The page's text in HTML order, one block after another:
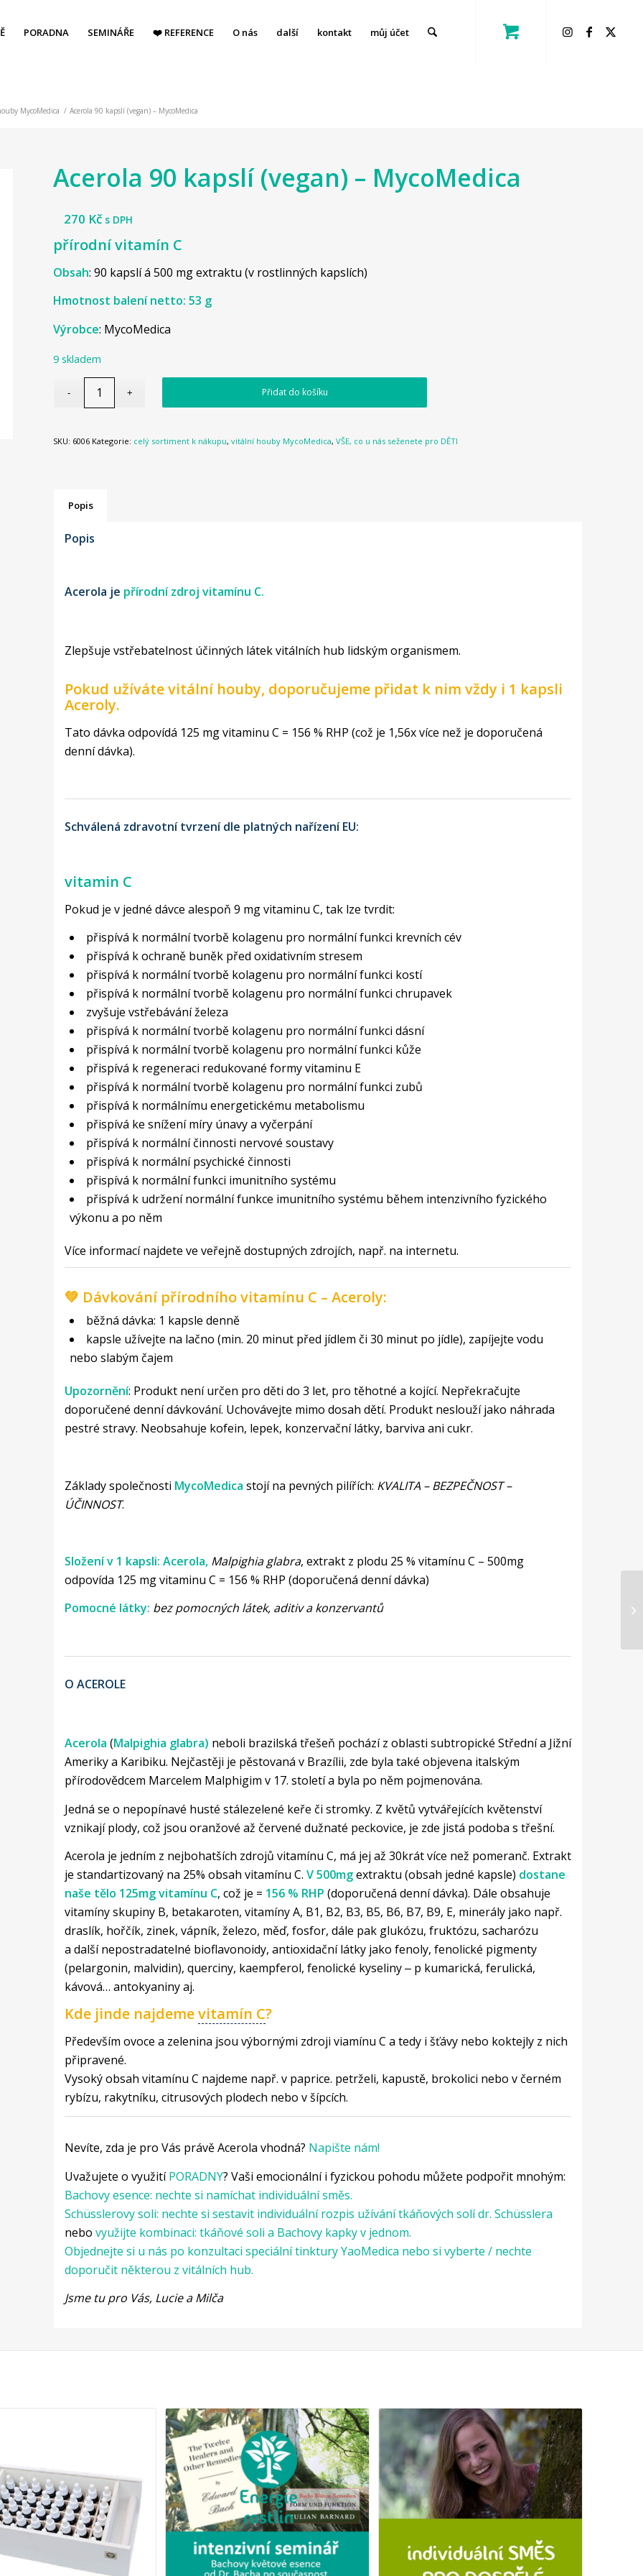
PORADNA SEMINÁŘE ❤️ REFERENCE O nás další kontakt můj účet
MycoMedica / Acerola 90 kapslí (vegan) – MycoMedica
Acerola 90 kapslí (vegan) – MycoMedica
270 Kč s DPH
přírodní vitamín C
Obsah: 90 kapslí á 500 mg extraktu (v rostlinných kapslích)
Hmotnost balení netto: 53 g
Výrobce: MycoMedica
9 skladem
Přidat do košíku
SKU: 6006 Kategorie: celý sortiment k nákupu, vitální houby MycoMedica, VŠE, co u nás seženete pro DĚTI
Popis
Popis
Acerola je přírodní zdroj vitamínu C.
Zlepšuje vstřebatelnost účinných látek vitálních hub lidským organismem.
Pokud užíváte vitální houby, doporučujeme přidat k nim vždy i 1 kapsli
Aceroly.
Tato dávka odpovídá 125 mg vitaminu C = 156 % RHP (což je 1,56x více než je doporučená
denní dávka).
Schválená zdravotní tvrzení dle platných nařízení EU:
vitamin C
Pokud je v jedné dávce alespoň 9 mg vitaminu C, tak lze tvrdit:
přispívá k normální tvorbě kolagenu pro normální funkci krevních cév
přispívá k ochraně buněk před oxidativním stresem
přispívá k normální tvorbě kolagenu pro normální funkci kostí
přispívá k normální tvorbě kolagenu pro normální funkci chrupavek
zvyšuje vstřebávání železa
přispívá k normální tvorbě kolagenu pro normální funkci dásní
přispívá k normální tvorbě kolagenu pro normální funkci kůže
přispívá k regeneraci redukované formy vitaminu E
přispívá k normální tvorbě kolagenu pro normální funkci zubů
přispívá k normálnímu energetickému metabolismu
přispívá ke snížení míry únavy a vyčerpání
přispívá k normální činnosti nervové soustavy
přispívá k normální psychické činnosti
přispívá k normální funkci imunitního systému
přispívá k udržení normální funkce imunitního systému během intenzivního fyzického
výkonu a po něm
Více informací najdete ve veřejně dostupných zdrojích, např. na internetu.
💚 Dávkování přírodního vitamínu C – Aceroly:
běžná dávka: 1 kapsle denně
kapsle užívejte na lačno (min. 20 minut před jídlem či 30 minut po jídle), zapíjejte vodu
nebo slabým čajem
Upozornění: Produkt není určen pro děti do 3 let, pro těhotné a kojící. Nepřekračujte
doporučené denní dávkování. Uchovávejte mimo dosah dětí. Produkt neslouží jako náhrada
pestré stravy. Neobsahuje kofein, lepek, konzervační látky, barviva ani cukr.
Základy společnosti MycoMedica stojí na pevných pilířích: KVALITA – BEZPEČNOST –
ÚČINNOST.
Složení v 1 kapsli: Acerola, Malpighia glabra, extrakt z plodu 25 % vitamínu C – 500mg
odpovída 125 mg vitaminu C = 156 % RHP (doporučená denní dávka)
Pomocné látky: bez pomocných látek, aditiv a konzervantů
O ACEROLE
Acerola (Malpighia glabra) neboli brazilská třešeň pochází z oblasti subtropické Střední a Jižní
Ameriky a Karibiku. Nejčastěji je pěstovaná v Brazílii, zde byla také objevena italským
přírodovědcem Marcelem Malphigim v 17. století a byla po něm pojmenována.
Jedná se o nepopínavé husté stálezelené keře či stromky. Z květů vytvářejících květenství
vznikají plody, což jsou oranžové až červené dužnaté peckovice, je zde jistá podoba s třešní.
Acerola je jedním z nejbohatších zdrojů vitamínu C, má jej až 30krát více než pomeranč. Extrakt
je standartizovaný na 25% obsah vitamínu C. V 500mgextraktu (obsah jedné kapsle) dostane
naše tělo 125mg vitamínu C, což je = 156 % RHP (doporučená denní dávka). Dále obsahuje
vitamíny skupiny B, betakaroten, vitamíny A, B1, B2, B3, B5, B6, B7, B9, E, minerály jako např.
draslík, hořčík, zinek, vápník, železo, měď, fosfor, dále pak glukózu, fruktózu, sacharózu
a další nepostradatelné bioflavonoidy, antioxidační látky jako fenoly, fenolické pigmenty
(pelargonin, malvidin), querciny, kaempferol, fenolické kyseliny ‒ p kumarická, ferulická,
kávová… antokyaniny aj.
Kde jinde najdemevitamín C?
Především ovoce a zelenina jsou výbornými zdroji viamínu C a tedy i šťávy nebo koktejly z nich
připravené.
Vysoký obsah vitamínu C najdeme např. v paprice. petrželi, kapustě, brokolici nebo v černém
rybízu, rakytníku, citrusových plodech nebo všípcích.
Nevíte, zda je pro Vás právě Acerola vhodná? Napište nám!
Uvažujete o využitíPORADNY? Vaši emocionální i fyzickou pohodu můžete podpořit mnohým:
Bachovy esence: nechte si namíchat individuální směs.
Schüsslerovy soli: nechte si sestavit individuální rozpis užívání tkáňových solí dr. Schüsslera
nebo využijte kombinaci: tkáňové soli a Bachovy kapky v jednom.
Objednejte si u nás po konzultaci speciální tinktury YaoMedica nebo si vyberte / nechte
doporučit některou z vitálních hub.
Jsme tu pro Vás, Lucie a Milča